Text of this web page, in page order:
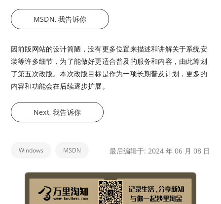
MSDN, 我告诉你
因前版网站的设计简陋，没有更多位置来描述和讲解关于系统安
装等许多细节，为了能做好更适合普及的服务和内容，由此筹划
了第五次改版。本次改版目标是作为一项长期普及计划，更多的
内容和功能会在后续逐步扩展。
Next, 我告诉你
Windows MSDN 最后编辑于: 2024 年 06 月 08 日